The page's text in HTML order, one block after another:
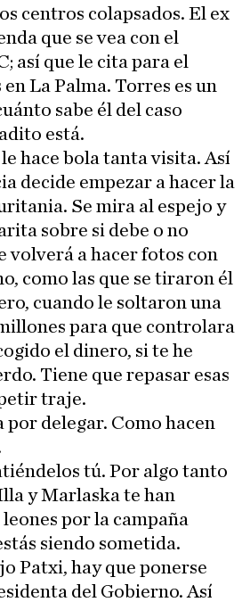
centros colapsados. El ex
que se vea con el
así que le cita para el
La Palma. Torres es un
sabe él del caso
está.
hace bola tanta visita. Así
decide empezar a hacer la
Se mira al espejo y
sobre si debe o no
volverá a hacer fotos con
como las que se tiraron él
cuando le soltaron una
para que controlara
el dinero, si te he
Tiene que repasar esas
traje.
delegar. Como hacen
tú. Por algo tanto
y Marlaska te han
por la campaña
siendo sometida.
Patxi, hay que ponerse
del Gobierno. Así